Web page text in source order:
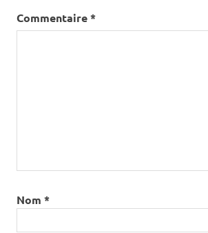
Commentaire*
Nom *